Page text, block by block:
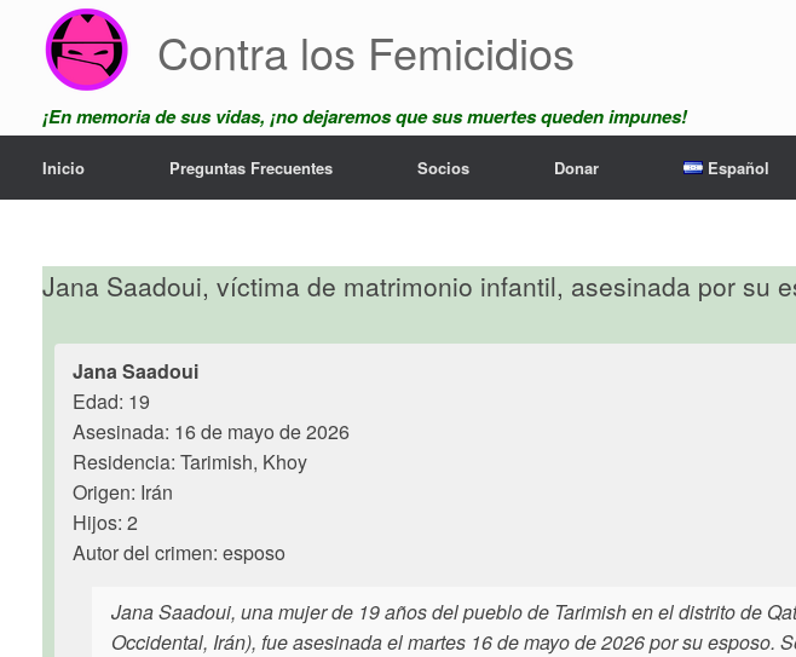
content
Contra los Femicidios
¡En memoria de sus vidas, ¡no dejaremos que sus muertes queden impunes!
Inicio Preguntas Frecuentes Socios Donar Español
Jana Saadoui, víctima de matrimonio infantil, asesinada por su
Jana Saadoui
Edad: 19
Asesinada: 16 de mayo de 2026
Residencia: Tarimish, Khoy
Origen: Irán
Hijos: 2
Autor del crimen: esposo
Jana Saadoui, una mujer de 19 años del pueblo de Tarimish en el distrito de
Occidental, Irán), fue asesinada el martes 16 de mayo de 2026 por su esposo.